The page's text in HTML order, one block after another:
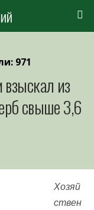
971
из
свыше 3,6
Хозяй
ствен